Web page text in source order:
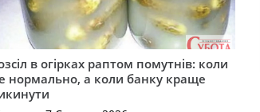
в огірках раптом помутнів: коли
нормально, а коли банку краще